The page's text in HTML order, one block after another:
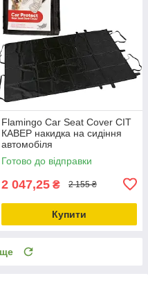
Flamingo Car Seat Cover СІТ
КАВЕР накидка на сидіння
автомобіля
водовідштовхувальне
полотно 220х150см
Готово до відправки
2 047,25 ₴ 2 155 ₴
Купити